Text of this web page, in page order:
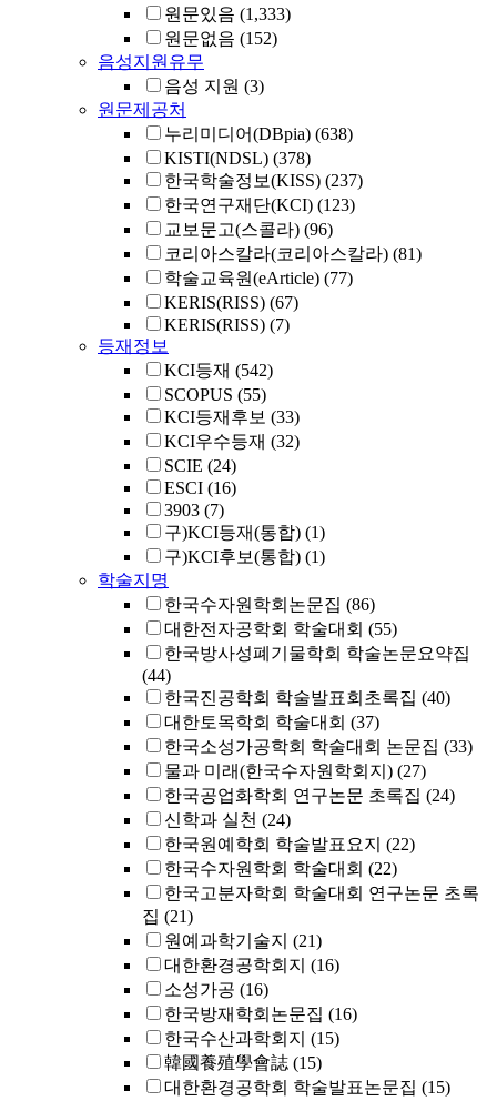
원문있음 (1,333)
원문없음 (152)
음성지원유무
음성 지원 (3)
원문제공처
누리미디어(DBpia) (638)
KISTI(NDSL) (378)
한국학술정보(KISS) (237)
한국연구재단(KCI) (123)
교보문고(스콜라) (96)
코리아스칼라(코리아스칼라) (81)
학술교육원(eArticle) (77)
KERIS(RISS) (67)
KERIS(RISS) (7)
등재정보
KCI등재 (542)
SCOPUS (55)
KCI등재후보 (33)
KCI우수등재 (32)
SCIE (24)
ESCI (16)
3903 (7)
구)KCI등재(통합) (1)
구)KCI후보(통합) (1)
학술지명
한국수자원학회논문집 (86)
대한전자공학회 학술대회 (55)
한국방사성폐기물학회 학술논문요약집
(44)
한국진공학회 학술발표회초록집 (40)
대한토목학회 학술대회 (37)
한국소성가공학회 학술대회 논문집 (33)
물과 미래(한국수자원학회지) (27)
한국공업화학회 연구논문 초록집 (24)
신학과 실천 (24)
한국원예학회 학술발표요지 (22)
한국수자원학회 학술대회 (22)
한국고분자학회 학술대회 연구논문 초록
집 (21)
원예과학기술지 (21)
대한환경공학회지 (16)
소성가공 (16)
한국방재학회논문집 (16)
한국수산과학회지 (15)
韓國養殖學會誌 (15)
대한환경공학회 학술발표논문집 (15)